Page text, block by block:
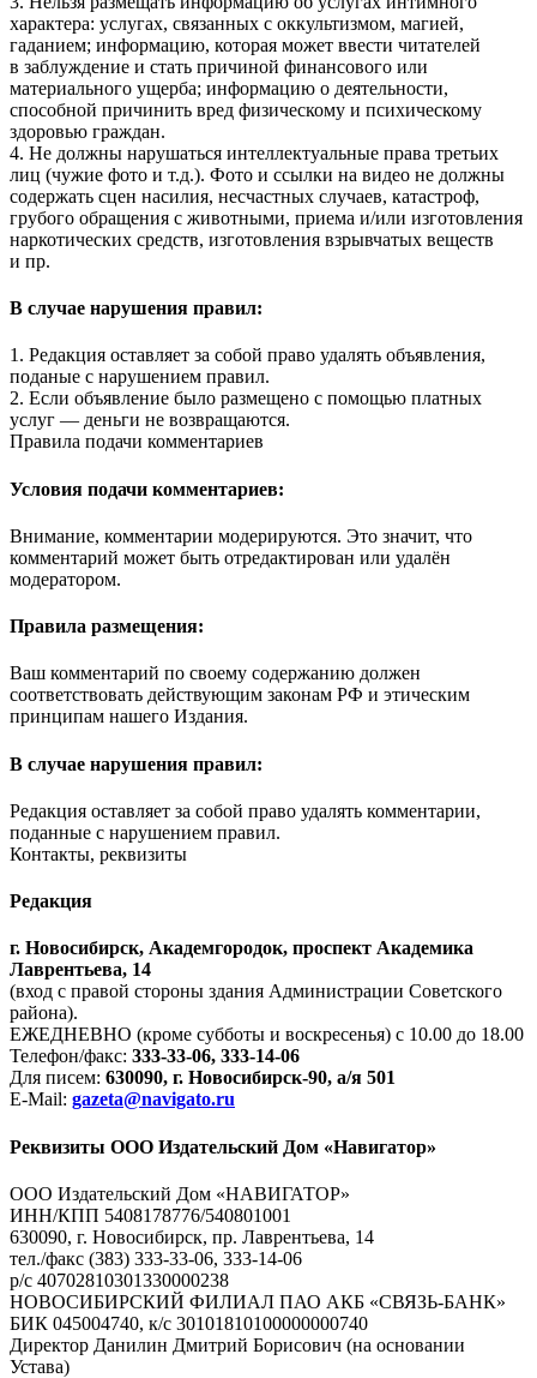
характера: услугах, связанных с оккультизмом, магией,
гаданием; информацию, которая может ввести читателей
в заблуждение и стать причиной финансового или
материального ущерба; информацию о деятельности,
способной причинить вред физическому и психическому
здоровью граждан.
4. Не должны нарушаться интеллектуальные права третьих
лиц (чужие фото и т.д.). Фото и ссылки на видео не должны
содержать сцен насилия, несчастных случаев, катастроф,
грубого обращения с животными, приема и/или изготовления
наркотических средств, изготовления взрывчатых веществ
и пр.
В случае нарушения правил:
1. Редакция оставляет за собой право удалять объявления,
поданые с нарушением правил.
2. Если объявление было размещено с помощью платных
услуг — деньги не возвращаются.
Правила подачи комментариев
Условия подачи комментариев:
Внимание, комментарии модерируются. Это значит, что
комментарий может быть отредактирован или удалён
модератором.
Правила размещения:
Ваш комментарий по своему содержанию должен
соответствовать действующим законам РФ и этическим
принципам нашего Издания.
В случае нарушения правил:
Редакция оставляет за собой право удалять комментарии,
поданные с нарушением правил.
Контакты, реквизиты
Редакция
г. Новосибирск, Академгородок, проспект Академика
Лаврентьева, 14
(вход с правой стороны здания Администрации Советского
района).
ЕЖЕДНЕВНО (кроме субботы и воскресенья) с 10.00 до 18.00
Телефон/факс: 333-33-06, 333-14-06
Для писем: 630090, г. Новосибирск-90, а/я 501
E-Mail: gazeta@navigato.ru
Реквизиты ООО Издательский Дом «Навигатор»
ООО Издательский Дом «НАВИГАТОР»
ИНН/КПП 5408178776/540801001
630090, г. Новосибирск, пр. Лаврентьева, 14
тел./факс (383) 333-33-06, 333-14-06
р/с 40702810301330000238
НОВОСИБИРСКИЙ ФИЛИАЛ ПАО АКБ «СВЯЗЬ-БАНК»
БИК 045004740, к/с 30101810100000000740
Директор Данилин Дмитрий Борисович (на основании
Устава)